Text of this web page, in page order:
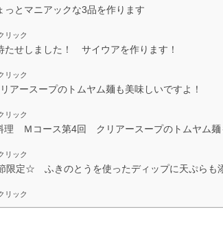
とマニアックな3品を作ります
リック
せしました！ サイウアを作ります！
リック
ースープのトムヤム麺も美味しいですよ！
リック
理 Ｍコース第4回 クリアースープのトムヤム麺
リック
定☆ ふきのとうを使ったディップに天ぷらも
リック